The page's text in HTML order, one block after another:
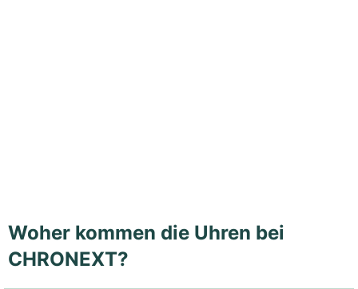
Woher kommen die Uhren bei
CHRONEXT?